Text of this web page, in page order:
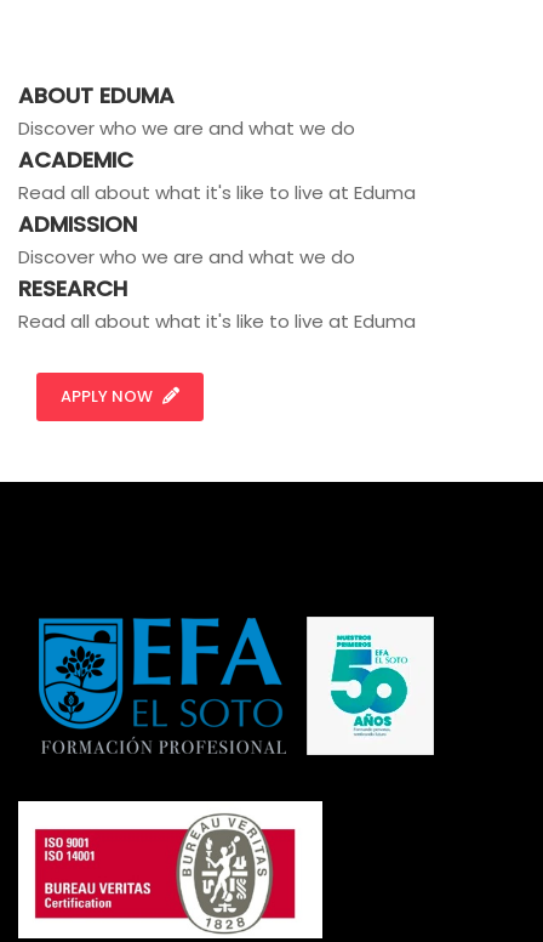
ABOUT EDUMA
Discover who we are and what we do
ACADEMIC
Read all about what it's like to live at Eduma
ADMISSION
Discover who we are and what we do
RESEARCH
Read all about what it's like to live at Eduma
APPLY NOW